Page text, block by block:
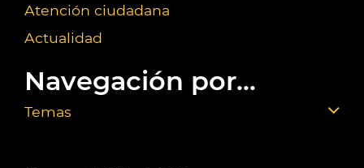
Atención ciudadana
Actualidad
Navegación por...
Temas